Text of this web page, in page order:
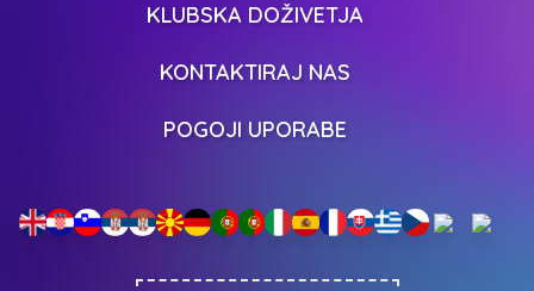
KLUBSKA DOŽIVETJA
KONTAKTIRAJ NAS
POGOJI UPORABE